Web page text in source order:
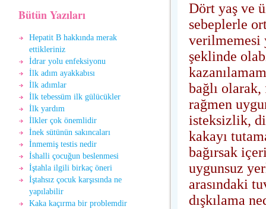
Bütün Yazıları
Hepatit B hakkında merak
ettikleriniz
İdrar yolu enfeksiyonu
İlk adım ayakkabısı
İlk adımlar
İlk tebessüm ilk gülücükler
İlk yardım
İlkler çok önemlidir
İnek sütünün sakıncaları
İnmemiş testis nedir
İshalli çocuğun beslenmesi
İştahla ilgili birkaç öneri
İştahsız çocuk karşısında ne
yapılabilir
Kaka kaçırma bir problemdir
Dört yaş ve
sebeplerle
verilmemesi
şeklinde
bağlı
rağmen
isteksizlik,
kakayı
bağırsak
uygunsuz
arasındaki
dışkılama